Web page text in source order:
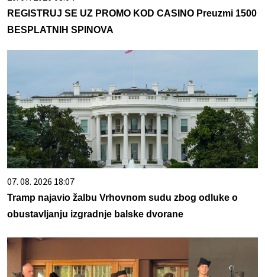
REGISTRUJ SE UZ PROMO KOD CASINO Preuzmi 1500
BESPLATNIH SPINOVA
07. 08. 2026 18:07
Tramp najavio žalbu Vrhovnom sudu zbog odluke o
obustavljanju izgradnje balske dvorane